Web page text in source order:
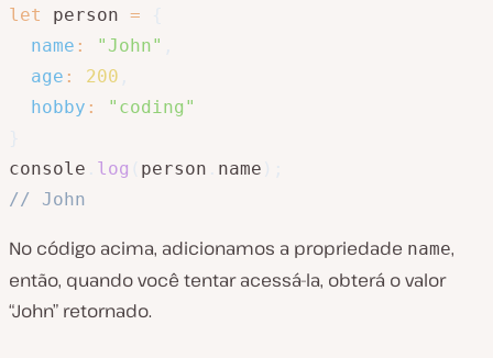
let person =
name : "John"
age : 200
hobby :
"coding"
console
log person name
// John
No código acima, adicionamos a propriedade name,
então, quando você tentar acessá-la, obterá o valor
“John” retornado.